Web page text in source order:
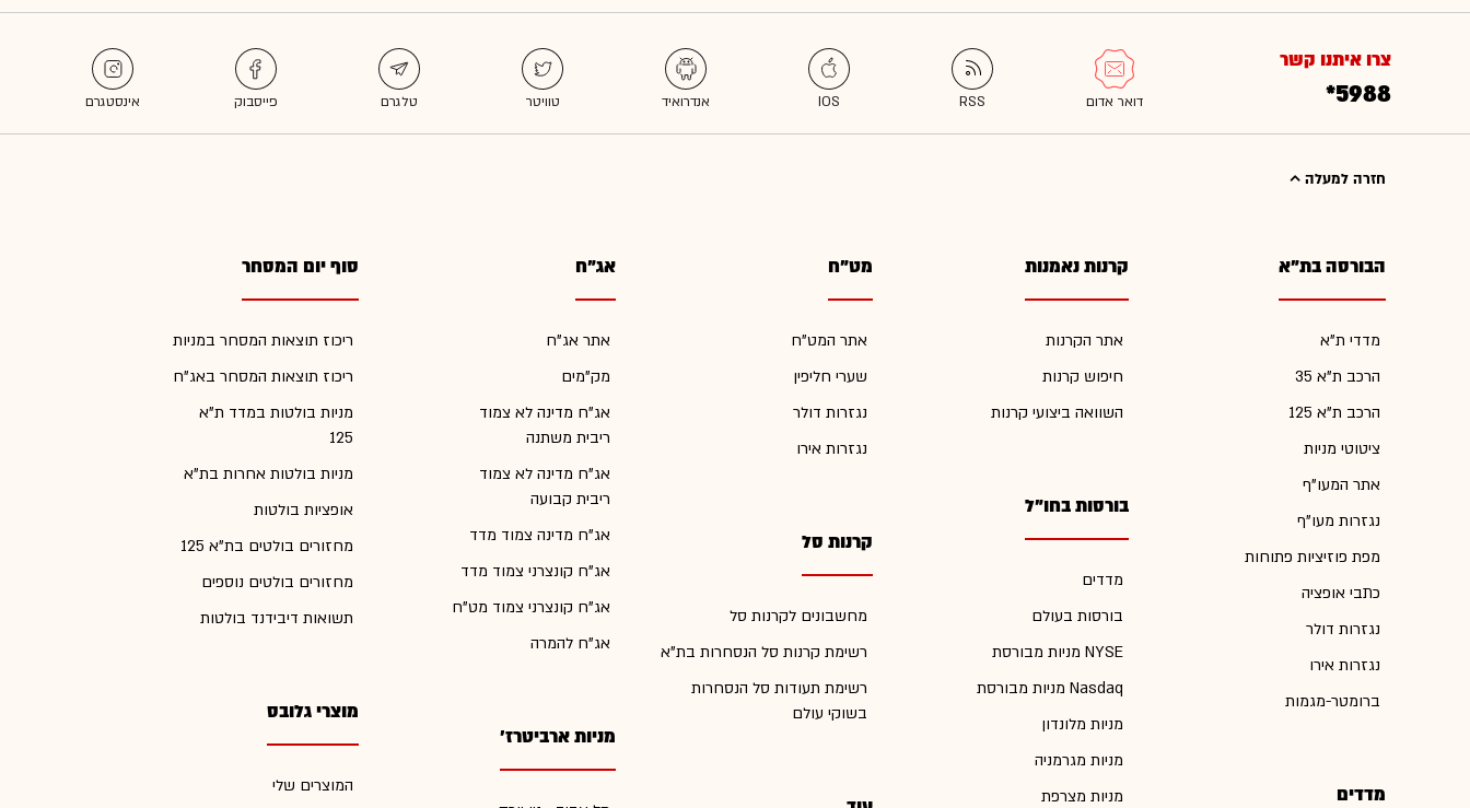
צרו איתנו קשר
*5988
חזרה למעלה
הבורסה בת"א
מדדי ת"א
הרכב ת"א 35
הרכב ת"א 125
ציטוטי מניות
אתר המעו"ף
נגזרות מעו"ף
מפת פוזיציות פתוחות
כתבי אופציה
נגזרות דולר
נגזרות אירו
ברומטר-מגמות
מדדים
קרנות נאמנות
אתר הקרנות
חיפוש קרנות
השוואה ביצועי קרנות
בורסות בחו"ל
מדדים
בורסות בעולם
מניות מבורסת NYSE
מניות מבורסת Nasdaq
מניות מלונדון
מניות מגרמניה
מניות מצרפת
מט"ח
אתר המט"ח
שערי חליפין
נגזרות דולר
נגזרות אירו
קרנות סל
מחשבונים לקרנות סל
רשימת קרנות סל הנסחרות בת"א
רשימת תעודות סל הנסחרות
בשוקי עולם
אג"ח
אתר אג"ח
מק"מים
אג"ח מדינה לא צמוד
ריבית משתנה
אג"ח מדינה לא צמוד
ריבית קבועה
אג"ח מדינה צמוד מדד
אג"ח קונצרני צמוד מדד
אג"ח קונצרני צמוד מט"ח
אג"ח להמרה
מניות ארביטרז'
סוף יום המסחר
ריכוז תוצאות המסחר במניות
ריכוז תוצאות המסחר באג"ח
מניות בולטות במדד ת"א
125
מניות בולטות אחרות בת"א
אופציות בולטות
מחזורים בולטים בת"א 125
מחזורים בולטים נוספים
תשואות דיבידנד בולטות
מוצרי גלובס
המוצרים שלי